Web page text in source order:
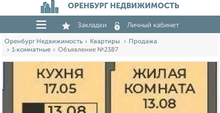
ОРЕНБУРГ НЕДВИЖИМОСТЬ
Закладки Личный кабинет
Оренбург Недвижимость Квартиры
Продажа
1‑комнатные
Объявление №2387